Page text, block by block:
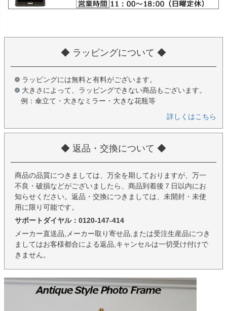
◆ ラッピングについて ◆
ラッピングには無料と有料がございます。
大きさによって、ラッピングできない商品もございます。
例：傘立て・大きなミラー・大きな花瓶等
詳しくはこちら
◆ 返品・交換について ◆
商品の品質につきましては、万全を期しておりますが、万一
不良・破損などがございましたら、商品到着後７日以内にお
知らせください。返品・交換につきましては、未開封・未使
用に限り可能です。
サポートダイヤル：0120-147-414
メーカー直送品,メーカー取り寄せ品,または受注生産品につき
ましてはお客様都合による返品,キャンセルは一切受け付けで
きません。